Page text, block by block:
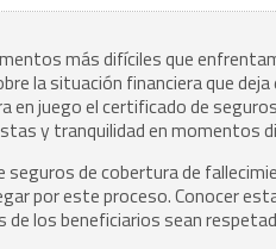
más difíciles que
la situación financiera que
en juego el certificado de
y tranquilidad en momentos
de cobertura de
por este proceso. Conocer
los beneficiarios sean